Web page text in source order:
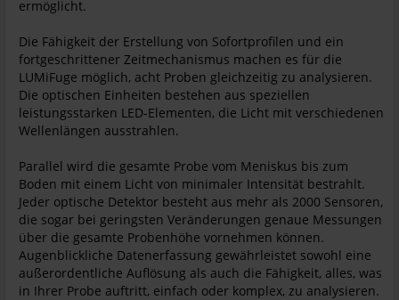
ermöglicht.
Die Fähigkeit der Erstellung von Sofortprofilen und ein
fortgeschrittener Zeitmechanismus machen es für die
LUMiFuge möglich, acht Proben gleichzeitig zu analysieren.
Die optischen Einheiten bestehen aus speziellen
leistungsstarken LED-Elementen, die Licht mit verschiedenen
Wellenlängen ausstrahlen.
Parallel wird die gesamte Probe vom Meniskus bis zum
Boden mit einem Licht von minimaler Intensität bestrahlt.
Jeder optische Detektor besteht aus mehr als 2000 Sensoren,
die sogar bei geringsten Veränderungen genaue Messungen
über die gesamte Probenhöhe vornehmen können.
Augenblickliche Datenerfassung gewährleistet sowohl eine
außerordentliche Auflösung als auch die Fähigkeit, alles, was
in Ihrer Probe auftritt, einfach oder komplex, zu analysieren.